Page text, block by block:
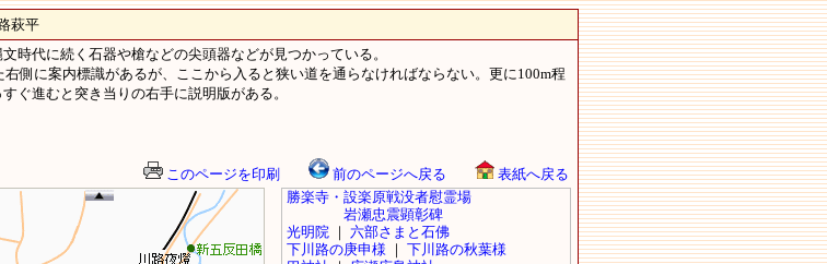
平
時代に続く石器や槍などの尖頭器などが見つかっている。
側に案内標識があるが、ここから入ると狭い道を通らなければならない。更に100m程
ぐ進むと突き当りの右手に説明版がある。
このページを印刷 前のページへ戻る 表紙へ戻る